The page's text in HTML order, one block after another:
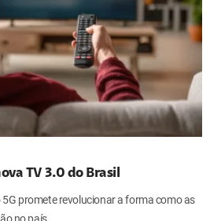
TV 3.0 do Brasil
promete revolucionar a forma como as
no país